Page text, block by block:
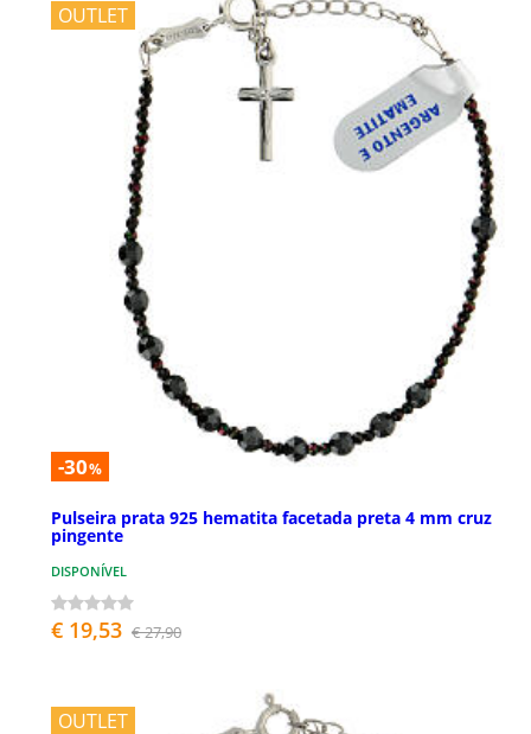
OUTLET
-30%
Pulseira prata 925 hematita facetada preta 4 mm cruz
pingente
DISPONÍVEL
€ 19,53 € 27,90
OUTLET